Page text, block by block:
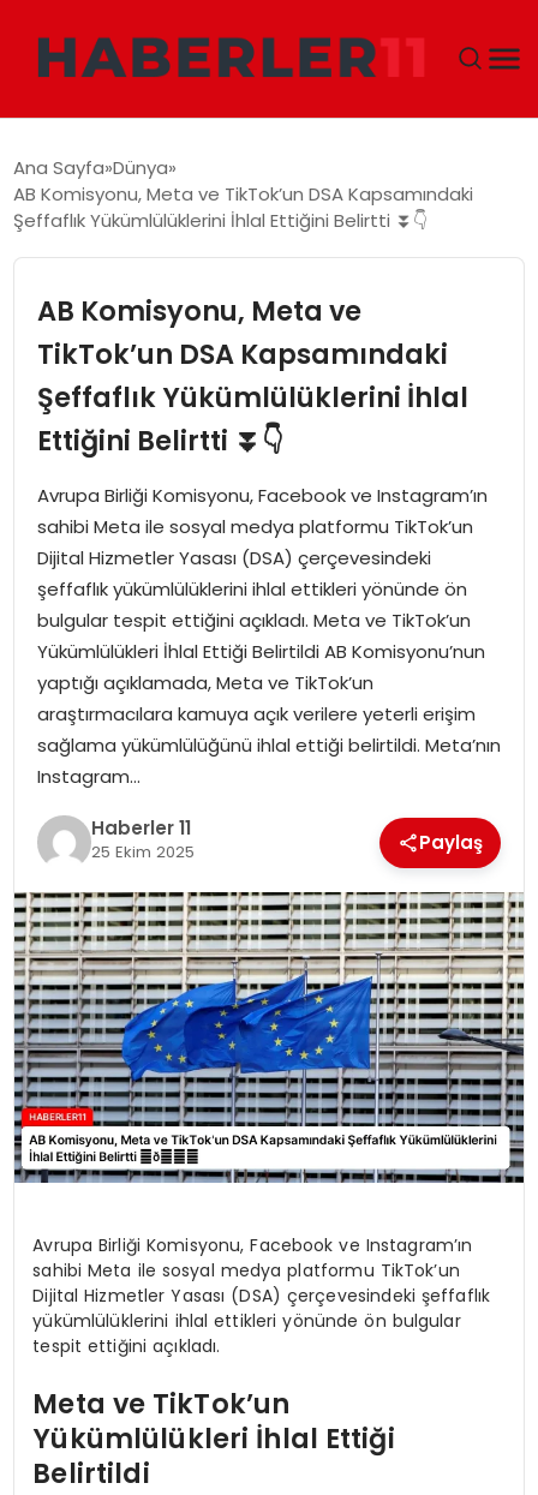
DÜNYA
TEKNOLOJI
EĞITIM
MAGAZIN
SPOR
YAŞAM
Ana Sayfa Dünya
AB Komisyonu, Meta ve TikTok’un DSA Kapsamındaki
Şeffaflık Yükümlülüklerini İhlal Ettiğini Belirtti ⏬👇
AB Komisyonu, Meta ve
TikTok’un DSA Kapsamındaki
Şeffaflık Yükümlülüklerini İhlal
Ettiğini Belirtti ⏬👇
Avrupa Birliği Komisyonu, Facebook ve Instagram’ın
sahibi Meta ile sosyal medya platformu TikTok’un
Dijital Hizmetler Yasası (DSA) çerçevesindeki
şeffaflık yükümlülüklerini ihlal ettikleri yönünde ön
bulgular tespit ettiğini açıkladı. Meta ve TikTok’un
Yükümlülükleri İhlal Ettiği Belirtildi AB Komisyonu’nun
yaptığı açıklamada, Meta ve TikTok’un
araştırmacılara kamuya açık verilere yeterli erişim
sağlama yükümlülüğünü ihlal ettiği belirtildi. Meta’nın
Instagram…
Haberler 11
25 Ekim 2025 Paylaş
Avrupa Birliği Komisyonu, Facebook ve Instagram’ın
sahibi Meta ile sosyal medya platformu TikTok’un
Dijital Hizmetler Yasası (DSA) çerçevesindeki şeffaflık
yükümlülüklerini ihlal ettikleri yönünde ön bulgular
tespit ettiğini açıkladı.
Meta ve TikTok’un
Yükümlülükleri İhlal Ettiği
Belirtildi